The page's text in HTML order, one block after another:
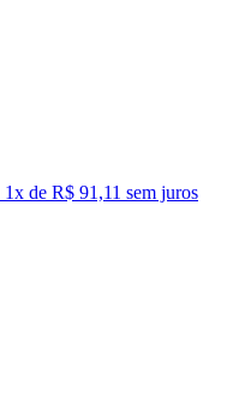
1x de R$ 91,11 sem juros